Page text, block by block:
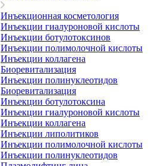
Инъекционная косметология
Инъекции гиалуроновой кислоты
Инъекции ботулотоксинов
Инъекции полимолочной кислоты
Инъекции коллагена
Биоревитализация
Инъекции полинуклеотидов
Биоревитализация
Инъекции ботулотоксина
Инъекции гиалуроновой кислоты
Инъекции коллагена
Инъекции липолитиков
Инъекции полимолочной кислоты
Инъекции полинуклеотидов